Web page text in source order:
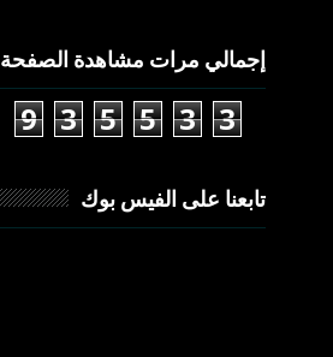
إجمالي مرات مشاهدة الصفحة
9 3 5 5 3 3
تابعنا على الفيس بوك